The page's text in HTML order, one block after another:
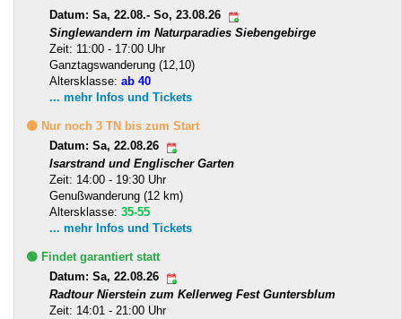
Datum: Sa, 22.08.- So, 23.08.26
Singlewandern im Naturparadies Siebengebirge
Zeit: 11:00 - 17:00 Uhr
Ganztagswanderung (12,10)
Altersklasse: ab 40
... mehr Infos und Tickets
🟡 Nur noch 3 TN bis zum Start
Datum: Sa, 22.08.26
Isarstrand und Englischer Garten
Zeit: 14:00 - 19:30 Uhr
Genußwanderung (12 km)
Altersklasse: 35-55
... mehr Infos und Tickets
🟢 Findet garantiert statt
Datum: Sa, 22.08.26
Radtour Nierstein zum Kellerweg Fest Guntersblum
Zeit: 14:01 - 21:00 Uhr